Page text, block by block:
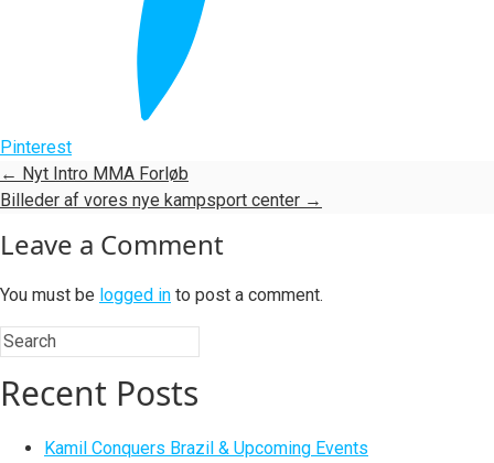
Pinterest
← Nyt Intro MMA Forløb
Billeder af vores nye kampsport center →
Leave a Comment
You must be logged in to post a comment.
Recent Posts
Kamil Conquers Brazil & Upcoming Events